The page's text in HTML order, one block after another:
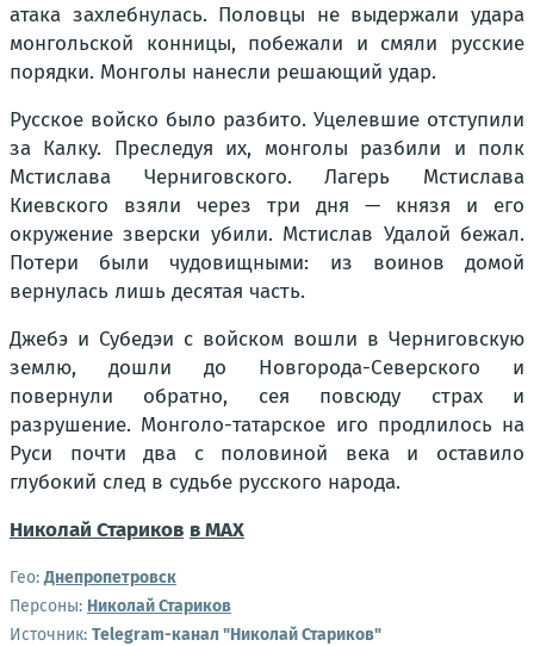
атака захлебнулась. Половцы не выдержали удара
монгольской конницы, побежали и смяли русские
порядки. Монголы нанесли решающий удар.
Русское войско было разбито. Уцелевшие отступили
за Калку. Преследуя их, монголы разбили и полк
Мстислава Черниговского. Лагерь Мстислава
Киевского взяли через три дня — князя и его
окружение зверски убили. Мстислав Удалой бежал.
Потери были чудовищными: из воинов домой
вернулась лишь десятая часть.
Джебэ и Субедэи с войском вошли в Черниговскую
землю, дошли до Новгорода-Северского и
повернули обратно, сея повсюду страх и
разрушение. Монголо-татарское иго продлилось на
Руси почти два с половиной века и оставило
глубокий след в судьбе русского народа.
Николай Стариков в MAX
Гео:Днепропетровск
Персоны: Николай Стариков
Источник: Telegram-канал "Николай Стариков"